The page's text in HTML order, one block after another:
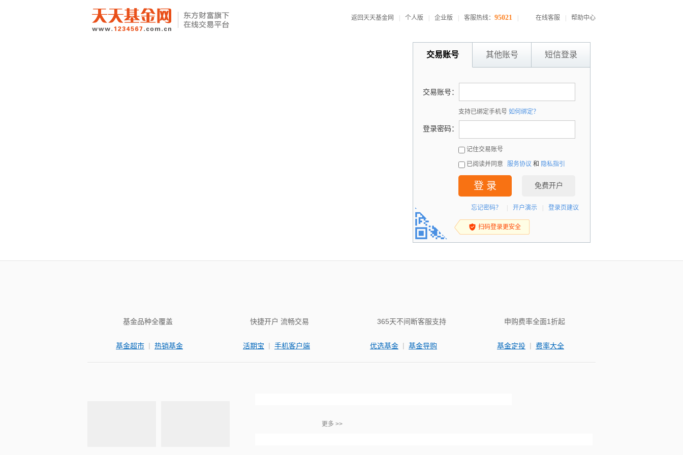
返回天天基金网 个人版 企业版 客服热线： 95021 在线客服 帮助中心
交易账号 其他账号 短信登录
交易账号：
支持已绑定手机号 如何绑定？
登录密码：
记住交易账号
已阅读并同意 服务协议 和 隐私指引
登 录 免费开户
忘记密码？ 开户演示 登录页建议
扫码登录更安全
基金品种全覆盖
基金超市 | 热销基金
快捷开户 流畅交易
活期宝 | 手机客户端
365天不间断客服支持
优选基金 | 基金导购
申购费率全面1折起
基金定投 | 费率大全
更多 >>